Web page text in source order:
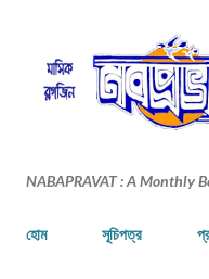
NABAPRAVAT : A Monthly
হোম সূচিপত্র